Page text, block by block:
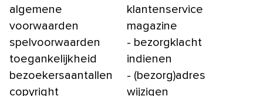
algemene
voorwaarden
spelvoorwaarden
toegankelijkheid
bezoekersaantallen
copyright
klantenservice
magazine
- bezorgklacht
indienen
- (bezorg)adres
wijzigen